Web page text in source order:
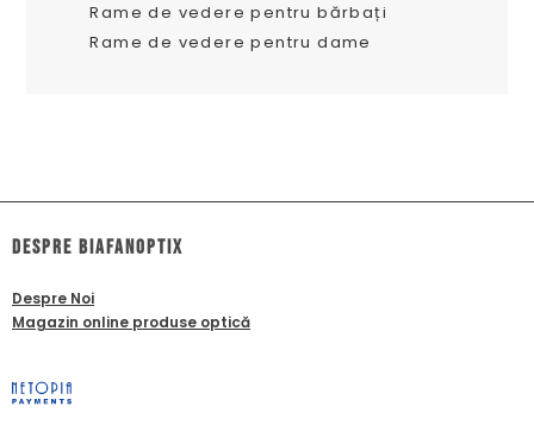
Rame de vedere pentru bărbați
Rame de vedere pentru dame
dESPRE biafanoptix
Despre Noi
Magazin online produse optică